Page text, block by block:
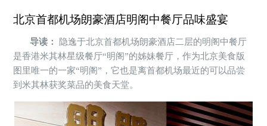
北京首都机场朗豪酒店明阁中餐厅品味盛宴
导读：
隐逸于北京首都机场朗豪酒店二层的明阁中餐厅
是香港米其林星级餐厅“明阁”的姊妹餐厅，作为北京美食版
图里唯一的一家“明阁”，它也是离首都机场最近的可以品尝
到米其林获奖菜品的美食天堂。